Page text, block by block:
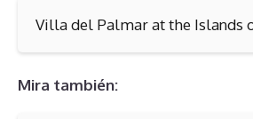
Villa del Palmar at the Islands
Mira también: